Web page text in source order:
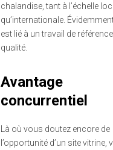
chalandise, tant à l’échelle
qu’internationale.
est lié à un travail de
qualité.
Avantage
concurrentiel
Là où vous doutez encore de
l’opportunité d’un site vitrine,